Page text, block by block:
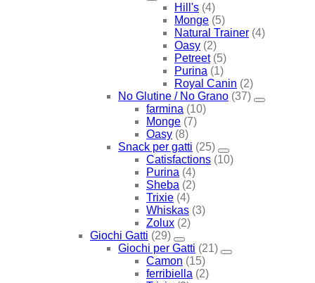
Hill's (4)
Monge (5)
Natural Trainer (4)
Oasy (2)
Petreet (5)
Purina (1)
Royal Canin (2)
No Glutine / No Grano (37)
farmina (10)
Monge (7)
Oasy (8)
Snack per gatti (25)
Catisfactions (10)
Purina (4)
Sheba (2)
Trixie (4)
Whiskas (3)
Zolux (2)
Giochi Gatti (29)
Giochi per Gatti (21)
Camon (15)
ferribiella (2)